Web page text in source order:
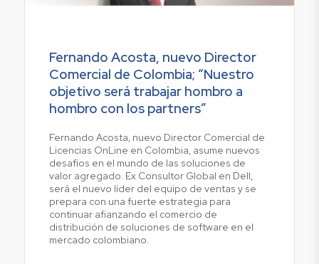
Fernando Acosta, nuevo Director
Comercial de Colombia; “Nuestro
objetivo será trabajar hombro a
hombro con los partners”
Fernando Acosta, nuevo Director Comercial de
Licencias OnLine en Colombia, asume nuevos
desafíos en el mundo de las soluciones de
valor agregado. Ex Consultor Global en Dell,
será el nuevo líder del equipo de ventas y se
prepara con una fuerte estrategia para
continuar afianzando el comercio de
distribución de soluciones de software en el
mercado colombiano.